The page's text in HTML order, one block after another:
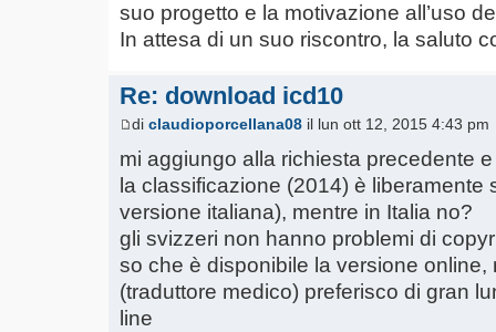
suo progetto e la motivazione all’uso
In attesa di un suo riscontro, la saluto
Re: download icd10
di claudioporcellana08 il lun ott 12, 2015 4:43 pm
mi aggiungo alla richiesta precedente
la classificazione (2014) è liberamente
versione italiana), mentre in Italia no?
gli svizzeri non hanno problemi di
so che è disponibile la versione online,
(traduttore medico) preferisco di gran
line